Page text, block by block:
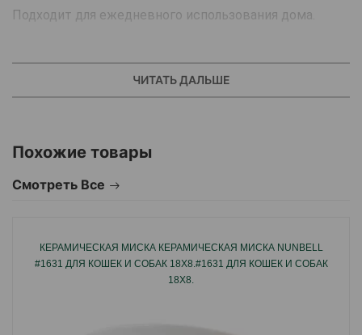
Подходит для ежедневного использования дома.
Страна производства: Китай.
ЧИТАТЬ ДАЛЬШЕ
Похожие товары
Смотреть Все
КЕРАМИЧЕСКАЯ МИСКА КЕРАМИЧЕСКАЯ МИСКА NUNBELL
#1631 ДЛЯ КОШЕК И СОБАК 18X8.#1631 ДЛЯ КОШЕК И СОБАК
18X8.